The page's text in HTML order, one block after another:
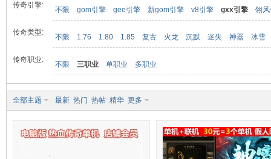
传奇引擎:
不限 gom引擎 gee引擎 新gom引擎 v8引擎 gxx引擎 翎
传奇类型:
不限 1.76 1.80 1.85 复古 火龙 沉默 迷失 神器 冰雪
传奇职业:
不限 三职业 单职业 多职业
全部主题 最新 热门 热帖 精华 更多